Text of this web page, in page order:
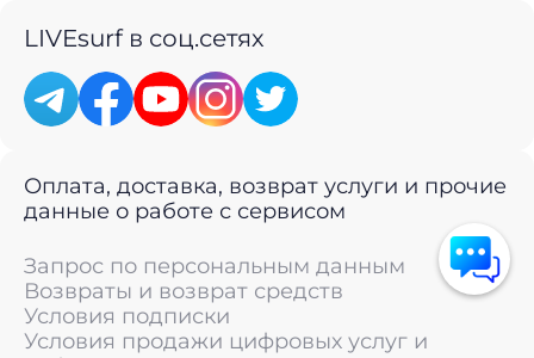
LIVEsurf в соц.сетях
Оплата, доставка, возврат услуги и прочие
данные о работе с сервисом
Запрос по персональным данным
Возвраты и возврат средств
Условия подписки
Условия продажи цифровых услуг и